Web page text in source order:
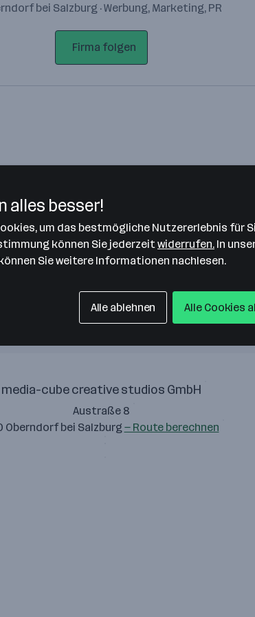
bei Salzburg · Werbung, Marketing, PR
Firma folgen
Bitte stimme unseren Cookie-
Richtlinien zu, um diese Karte
anzuzeigen.
Zustimmung geben
media-cube creative studios GmbH
Austraße 8
Oberndorf bei Salzburg — Route berechnen
alles besser!
um das bestmögliche Nutzererlebnis für
können Sie jederzeit widerrufen. In
Sie weitere Informationen nachlesen.
Alle ablehnen Alle Cookies